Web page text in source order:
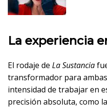
La experiencia
El rodaje de La Sustancia
transformador para
intensidad de trabajar en
precisión absoluta, como